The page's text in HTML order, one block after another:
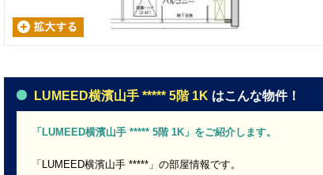
LUMEED横濱山手 ***** 5階 1K はこんな物件！
「LUMEED横濱山手 ***** 5階 1K」をご紹介します。
「LUMEED横濱山手 *****」の部屋情報です。